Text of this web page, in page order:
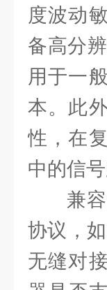
度波动
备高分
用于一
本。此
性，在
中的信号
兼
协议，
无缝对